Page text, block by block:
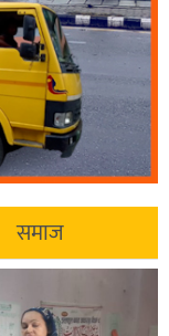
समाज